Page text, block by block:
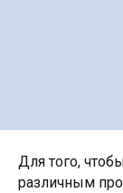
Для того,
различным